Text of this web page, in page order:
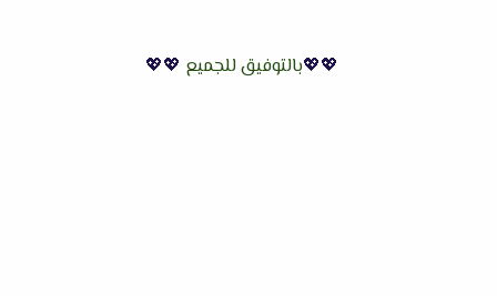
💖💖بالتوفيق للجميع 💖💖